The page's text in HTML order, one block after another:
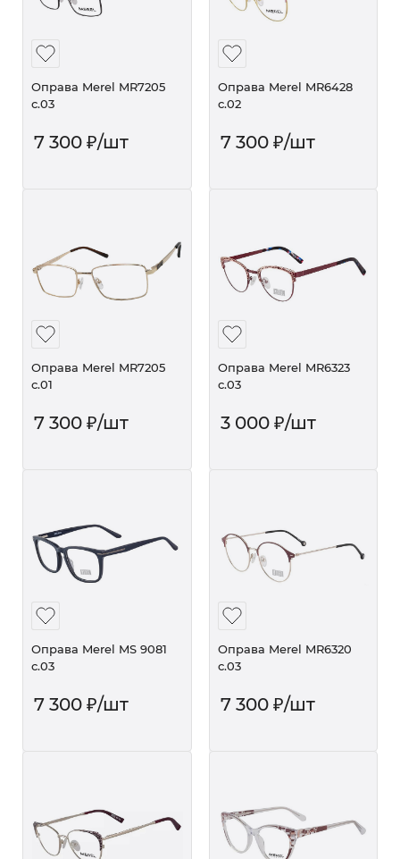
Оправа Merel MR7205
с.03
7 300 ₽/шт
Оправа Merel MR6428
с.02
7 300₽/шт
Оправа Merel MR7205
с.01
7 300 ₽/шт
Оправа Merel MR6323
с.03
3 000₽/шт
Оправа Merel MS 9081
с.03
7 300 ₽/шт
Оправа Merel MR6320
с.03
7 300₽/шт